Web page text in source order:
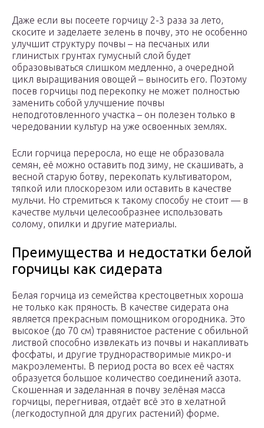
Даже если вы посеете горчицу 2-3 раза за лето,
скосите и заделаете зелень в почву, это не особенно
улучшит структуру почвы – на песчаных или
глинистых грунтах гумусный слой будет
образовываться слишком медленно, а очередной
цикл выращивания овощей – выносить его. Поэтому
посев горчицы под перекопку не может полностью
заменить собой улучшение почвы
неподготовленного участка – он полезен только в
чередовании культур на уже освоенных землях.
Если горчица переросла, но еще не образовала
семян, её можно оставить под зиму, не скашивать, а
весной старую ботву, перекопать культиватором,
тяпкой или плоскорезом или оставить в качестве
мульчи. Но стремиться к такому способу не стоит — в
качестве мульчи целесообразнее использовать
солому, опилки и другие материалы.
Преимущества и недостатки белой
горчицы как сидерата
Белая горчица из семейства крестоцветных хороша
не только как пряность. В качестве сидерата она
является прекрасным помощником огородника. Это
высокое (до 70 см) травянистое растение с обильной
листвой способно извлекать из почвы и накапливать
фосфаты, и другие труднорастворимые микро-и
макроэлементы. В период роста во всех её частях
образуется большое количество соединений азота.
Скошенная и заделанная в почву зелёная масса
горчицы, перегнивая, отдаёт всё это в хелатной
(легкодоступной для других растений) форме.